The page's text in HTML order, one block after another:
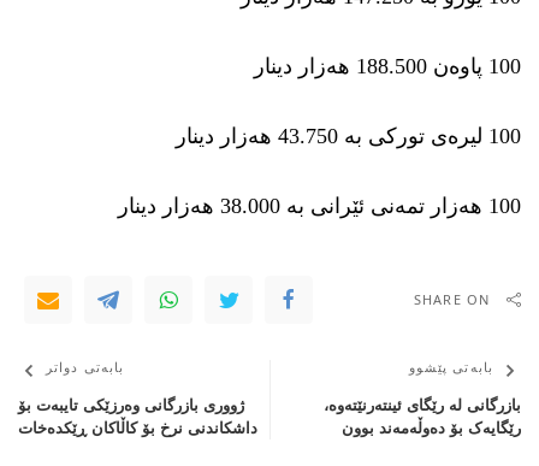
100 پاوەن 188.500 هەزار دینار
100 لیرەی توركی بە 43.750 هەزار دینار
100 هەزار تمەنی ئێرانی بە 38.000 هەزار دینار
SHARE ON
بابەتی پێشوو
بازرگانی لە رێگای ئینتەرنێتەوە،
رێگایەک بۆ دەوڵەمەند بوون
بابەتی دواتر
ژووری بازرگانی وەرزێكی تایبەت بۆ
داشكاندنی نرخ بۆ كاڵاكان ڕێكدەخات